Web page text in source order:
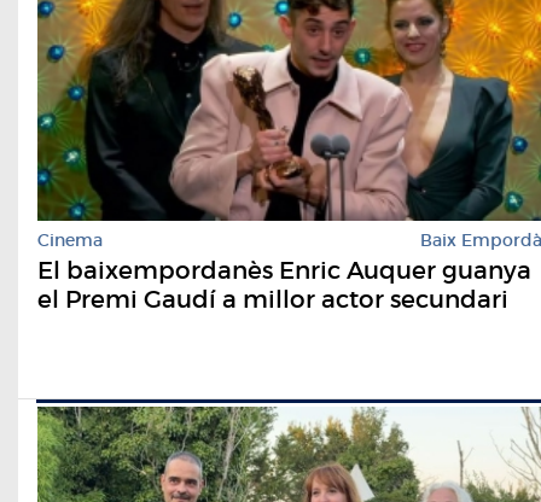
Cinema Baix Empordà
El baixempordanès Enric Auquer guanya
el Premi Gaudí a millor actor secundari